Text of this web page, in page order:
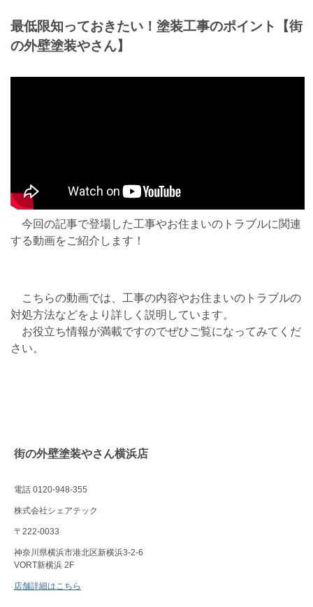
最低限知っておきたい！塗装工事のポイント【街
の外壁塗装やさん】
今回の記事で登場した工事やお住まいのトラブルに関連
する動画をご紹介します！
こちらの動画では、工事の内容やお住まいのトラブルの
対処方法などをより詳しく説明しています。
お役立ち情報が満載ですのでぜひご覧になってみてくだ
さい。
街の外壁塗装やさん横浜店
電話 0120-948-355
株式会社シェアテック
〒222-0033
神奈川県横浜市港北区新横浜3-2-6
VORT新横浜 2F
店舗詳細はこちら